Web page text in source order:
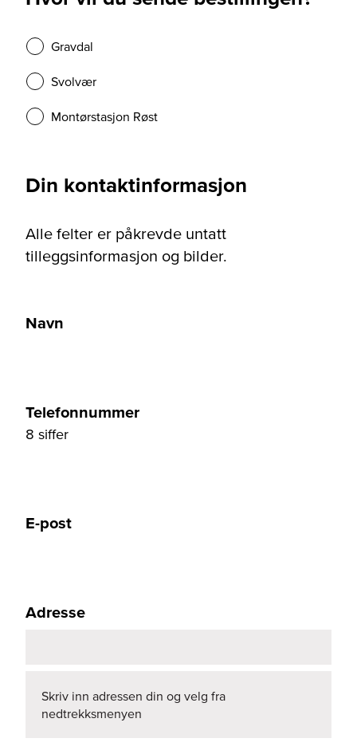
Gravdal
Svolvær
Montørstasjon Røst
Din kontaktinformasjon
Alle felter er påkrevde untatt
tilleggsinformasjon og bilder.
Navn
Telefonnummer
8 siffer
E-post
Adresse
Skriv inn adressen din og velg fra
nedtrekksmenyen